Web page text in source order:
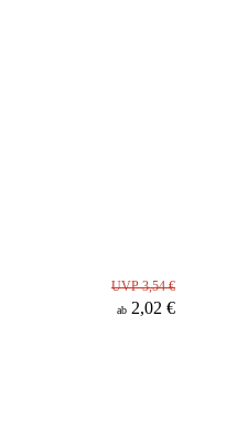
UVP 3,54 €
ab 2,02 €